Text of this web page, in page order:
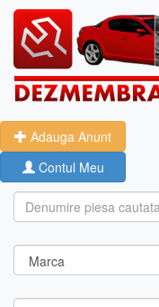
Adauga Anunt
Contul Meu